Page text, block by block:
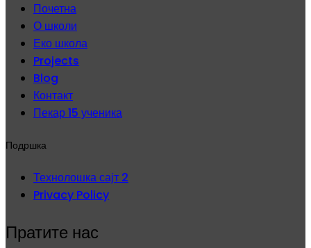
Почетна
О школи
Еко школа
Projects
Blog
Контакт
Пекар 15 ученика
Подршка
Технолошка сајт 2
Privacy Policy
Пратите нас